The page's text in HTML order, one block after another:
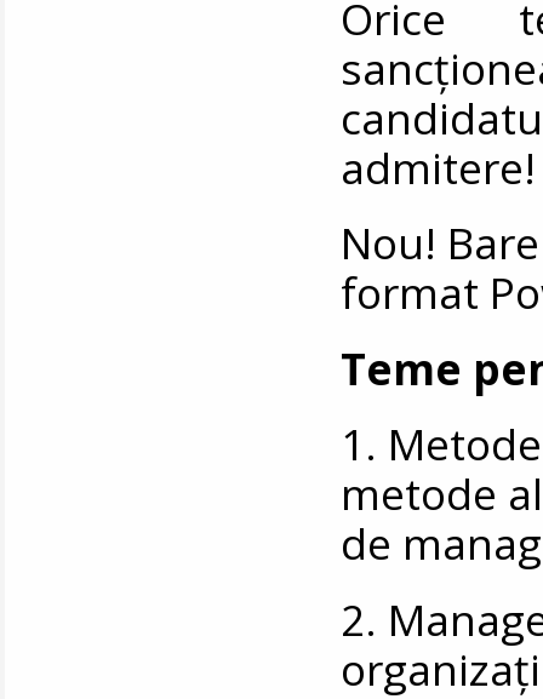
Orice
Nou!
format
Teme
1.
metode
de
2.